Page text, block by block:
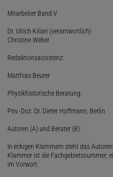
Mitarbeiter Band V
Dr. Ulrich Kilian (verantwortlich)
Christine Weber
Redaktionsassistenz:
Matthias Beurer
Physikhistorische Beratung:
Priv.-Doz. Dr. Dieter Hoffmann, Berlin
Autoren (A) und Berater (B):
In eckigen Klammern steht das
Klammer ist die Fachgebietsnummer;
im Vorwort.